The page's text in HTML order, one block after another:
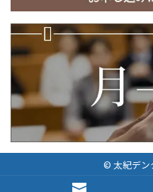
© 太紀デン